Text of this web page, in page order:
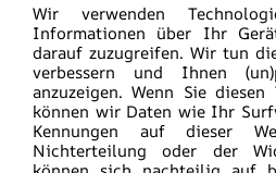
Wir verwenden
Informationen über Ihr
darauf zuzugreifen. Wir tun
verbessern und Ihnen
anzuzeigen. Wenn Sie
können wir Daten wie Ihr
Kennungen auf dieser
Nichterteilung oder der
LUCID Nummer (EPR) :
Plattform der EU-Kommission